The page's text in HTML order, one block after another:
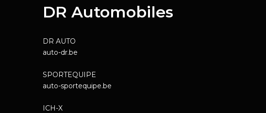
DR Automobiles
DR AUTO
auto-dr.be
SPORTEQUIPE
auto-sportequipe.be
ICH-X